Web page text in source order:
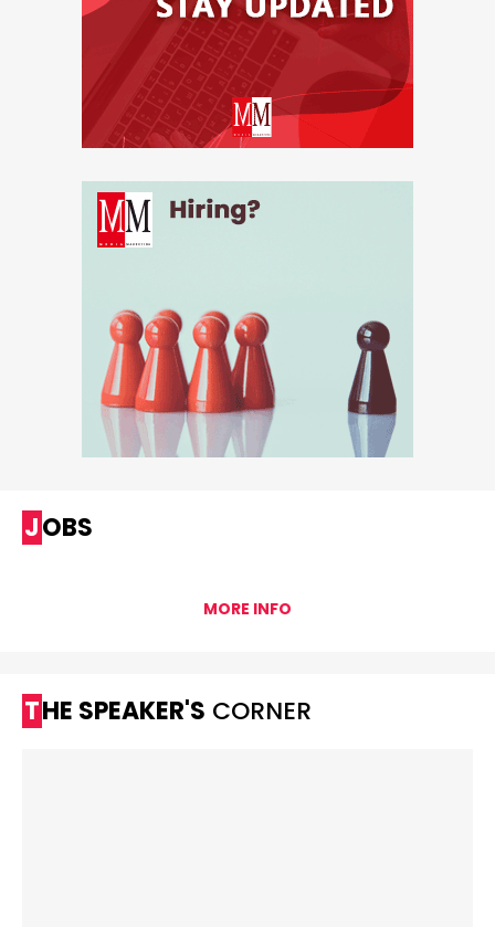
JOBS
MORE INFO
THE SPEAKER'S CORNER